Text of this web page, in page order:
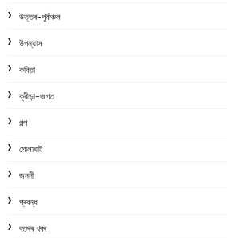
উত্তৰ-পূৰ্বাঞ্চল
উপন্যাস
কবিতা
ক্রীড়া-জগত
গল্প
গোলাঘাট
জননী
প্ৰবন্ধ
বতৰৰ খবৰ